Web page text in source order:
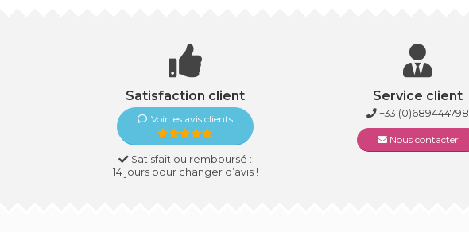
Satisfaction client
Voir les avis clients
Satisfait ou remboursé :
14 jours pour changer d’avis !
Service client
+33 (0)689444798
Nous contacter